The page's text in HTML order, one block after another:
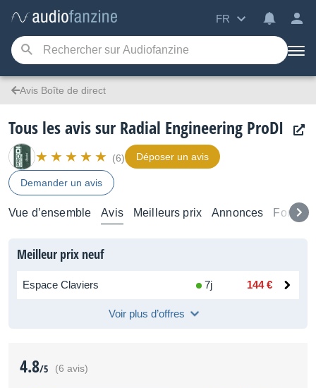
FR
Avis Boîte de direct
Tous les avis sur Radial Engineering ProDI
(6) Déposer un avis
Demander un avis
Vue d’ensemble Avis Meilleurs prix Annonces Forums
Meilleur prix neuf
Espace Claviers 7j 144 €
Voir plus d’offres
4.8/5 (6 avis)